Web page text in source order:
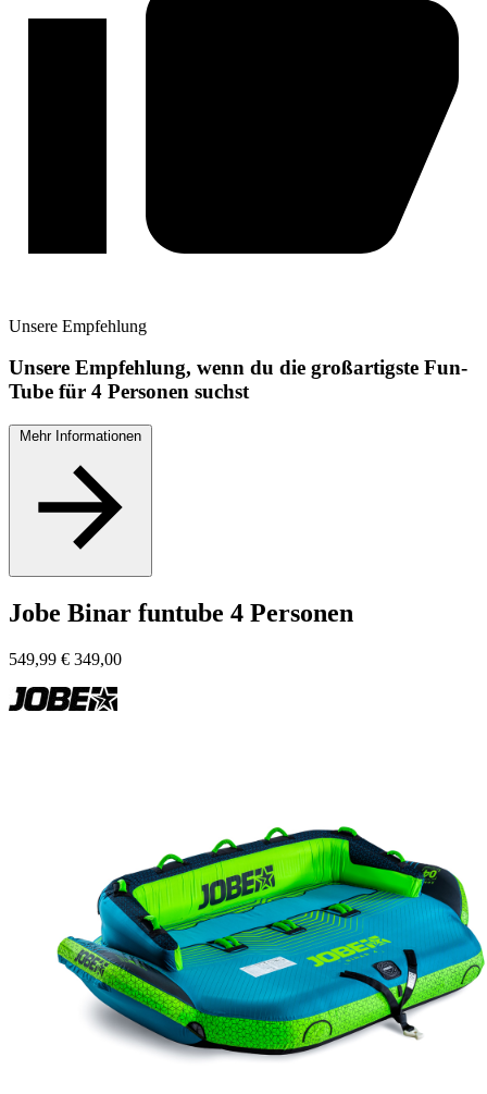
Unsere Empfehlung
Unsere Empfehlung, wenn du die großartigste Fun-
Tube für 4 Personen suchst
Mehr Informationen
Jobe Binar funtube 4 Personen
549,99 € 349,00